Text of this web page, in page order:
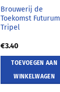
Brouwerij de
Toekomst Futurum
Tripel
€3.40
TOEVOEGEN AAN
WINKELWAGEN